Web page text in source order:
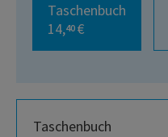
Taschenbuch
14,40 €
Taschenbuch